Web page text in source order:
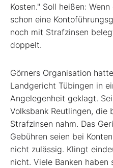
Kosten." Soll heißen:
schon eine
noch mit Strafzinsen
doppelt.
Görners Organisation
Landgericht Tübingen in
Angelegenheit geklagt.
Volksbank Reutlingen, die
Strafzinsen nahm. Das
Gebühren seien bei
nicht zulässig. Klingt
nicht. Viele Banken haben